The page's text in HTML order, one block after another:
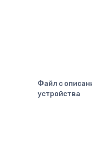
Файл с
устройства